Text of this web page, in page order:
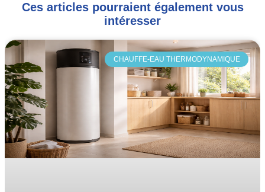
Ces articles pourraient également vous
intéresser
CHAUFFE-EAU THERMODYNAMIQUE